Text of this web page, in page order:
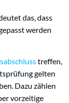
das, dass
werden
treffen,
gelten
Dazu zählen
vorzeitige